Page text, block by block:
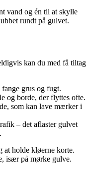
vand og én til at skylle
rundt på gulvet.
kan du med få tiltag
grus og fugt.
og borde, der flyttes ofte.
som kan lave mærker i
– det aflaster gulvet
at holde kløerne korte.
især på mørke gulve.